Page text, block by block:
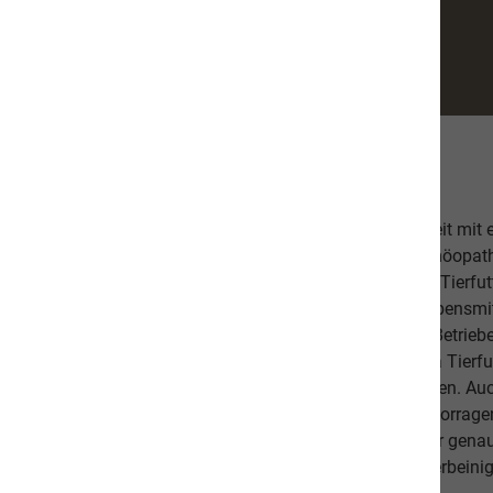
Unsere hochwertige Tiernahrung ist in Zusammenarbeit mit
bestehend aus einer Tierärztin, Tierheilpraktikern,
Ernährungsfachleuten entwickelt worden. Das leckere
Fischanteil von ca. 70% im Durchschnitt und weist
Schlachtabfälle). Höchste Qualität aus kontrollierten
Beilagen sind der Garant, dass Sie mit unserem naVita
Lieblinge ausgewogen und abwechslungsreich ernähren.
darauf, dass es Ihnen persönlich gut geht. Unsere
beweisen dies. Als Schweizer Unternehmen kennen wir
Qualitätsansprüche unserer Kunden sowie unseren